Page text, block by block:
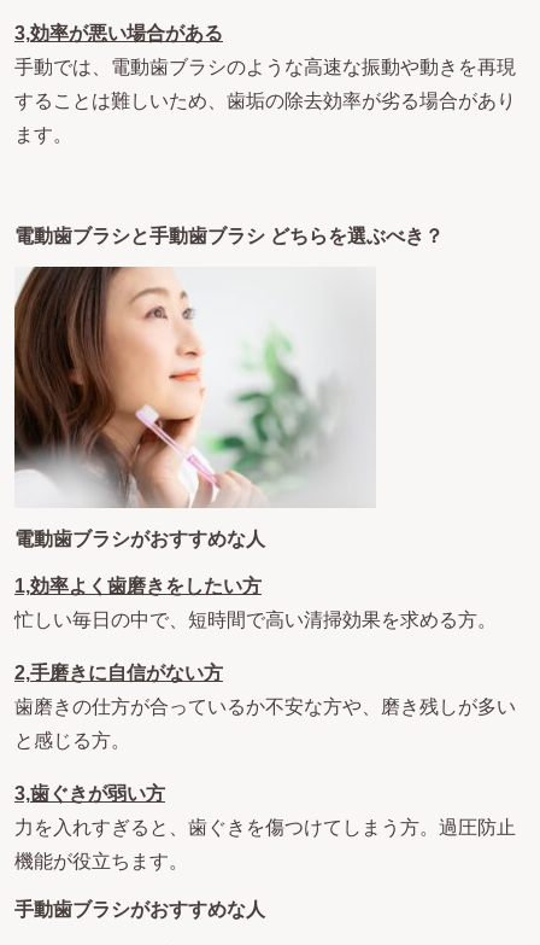
3,効率が悪い場合がある
手動では、電動歯ブラシのような高速な振動や動きを再現
することは難しいため、歯垢の除去効率が劣る場合があり
ます。
電動歯ブラシと手動歯ブラシ どちらを選ぶべき？
電動歯ブラシがおすすめな人
1,効率よく歯磨きをしたい方
忙しい毎日の中で、短時間で高い清掃効果を求める方。
2,手磨きに自信がない方
歯磨きの仕方が合っているか不安な方や、磨き残しが多い
と感じる方。
3,歯ぐきが弱い方
力を入れすぎると、歯ぐきを傷つけてしまう方。過圧防止
機能が役立ちます。
手動歯ブラシがおすすめな人